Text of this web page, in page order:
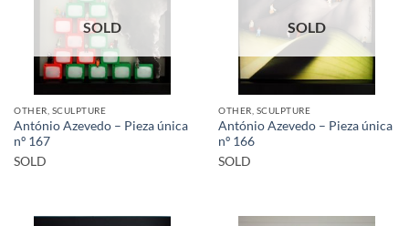
SOLD
OTHER, SCULPTURE
António Azevedo – Pieza única
nº 167
SOLD
SOLD
OTHER, SCULPTURE
António Azevedo – Pieza única
nº 166
SOLD